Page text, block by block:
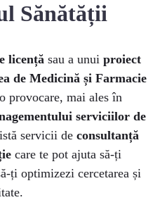
Sănătății
licență sau a unui proiect
de Medicină și Farmacie
provocare, mai ales în
serviciilor de
servicii de consultanță
care te pot ajuta să-ți
ți optimizezi cercetarea și